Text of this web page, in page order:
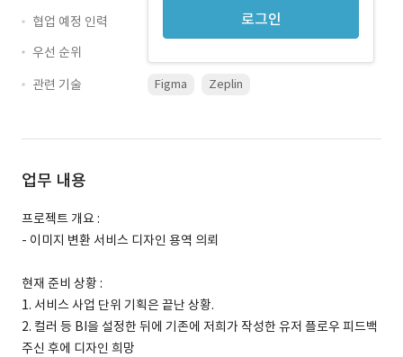
로그인
협업 예정 인력
우선 순위
관련 기술
Figma Zeplin
업무 내용
프로젝트 개요 :
- 이미지 변환 서비스 디자인 용역 의뢰
현재 준비 상황 :
1. 서비스 사업 단위 기획은 끝난 상황.
2. 컬러 등 BI을 설정한 뒤에 기존에 저희가 작성한 유저 플로우 피드백
주신 후에 디자인 희망